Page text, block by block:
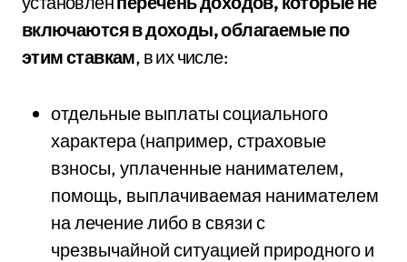
включаются в доходы, облагаемые по
этим ставкам, в их числе:
отдельные выплаты социального
характера (например, страховые
взносы, уплаченные нанимателем,
помощь, выплачиваемая нанимателем
на лечение либо в связи с
чрезвычайной ситуацией природного и